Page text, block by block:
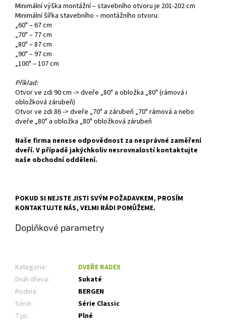
Minimální výška montážní – stavebního otvoru je 201-202 cm
Minimální šířka stavebního – montážního otvoru:
„60" – 67 cm
„70" – 77 cm
„80" – 87 cm
„90" – 97 cm
„100" – 107 cm
Příklad:
Otvor ve zdi 90 cm -> dveře „80" a obložka „80" (rámová i
obložková zárubeň)
Otvor ve zdi 86 -> dveře „70" a zárubeň „70" rámová a nebo
dveře „80" a obložka „80" obložková zárubeň
Naše firma nenese odpovědnost za nesprávné zaměření
dveří. V případě jakýchkoliv nesrovnalostí kontaktujte
naše obchodní oddělení.
POKUD SI NEJSTE JISTI SVÝM POŽADAVKEM, PROSÍM
KONTAKTUJTE NÁS, VELMI RÁDI POMŮŽEME.
Doplňkové parametry
Kategorie:
DVEŘE RADEX
Druh dřeva:
Sukaté
Rodina:
BERGEN
Série:
Série Classic
Typ:
Plné